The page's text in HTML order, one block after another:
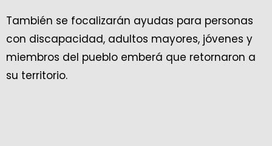
También se focalizarán ayudas para personas
con discapacidad, adultos mayores, jóvenes y
miembros del pueblo emberá que retornaron a
su territorio.